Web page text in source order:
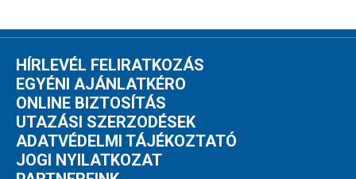
HÍRLEVÉL FELIRATKOZÁS
EGYÉNI AJÁNLATKÉRO
ONLINE BIZTOSÍTÁS
UTAZÁSI SZERZODÉSEK
ADATVÉDELMI TÁJÉKOZTATÓ
JOGI NYILATKOZAT